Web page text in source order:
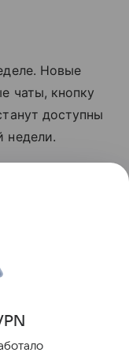
Новые
чаты, кнопку
доступны
недели.
PN